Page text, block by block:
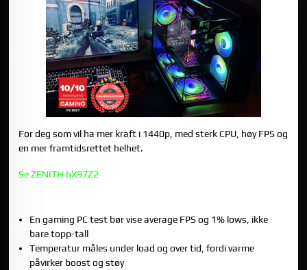
For deg som vil ha mer kraft i 1440p, med sterk CPU, høy FPS og
en mer framtidsrettet helhet.
Se ZENITH hX97Z2
En gaming PC test bør vise average FPS og 1% lows, ikke
bare topp-tall
Temperatur måles under load og over tid, fordi varme
påvirker boost og støy